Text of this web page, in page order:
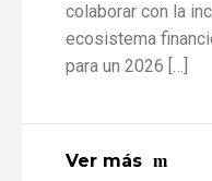
colaborar con la
ecosistema
para un 2026 […]
Ver más